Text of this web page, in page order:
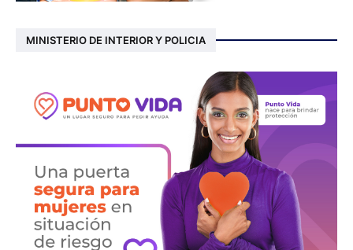
MINISTERIO DE INTERIOR Y POLICIA